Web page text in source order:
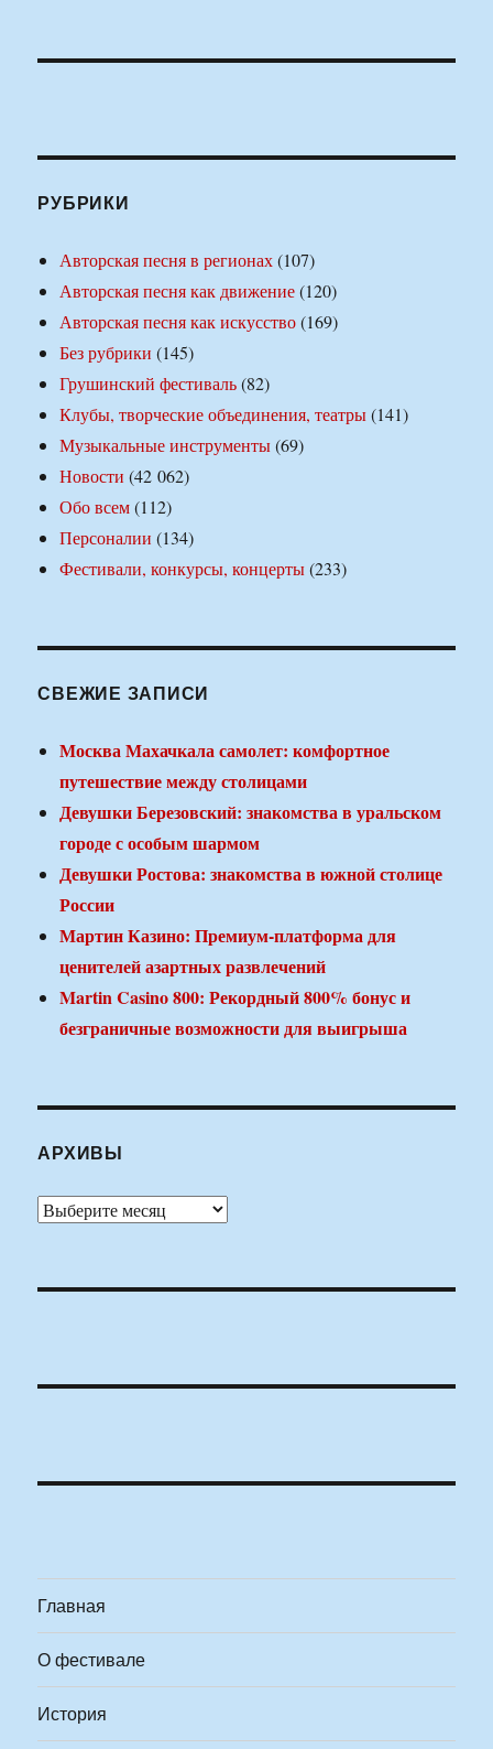
РУБРИКИ
Авторская песня в регионах(107)
Авторская песня как движение(120)
Авторская песня как искусство(169)
Без рубрики (145)
Грушинский фестиваль(82)
Клубы, творческие объединения, театры(141)
Музыкальные инструменты(69)
Новости (42 062)
Обо всем(112)
Персоналии (134)
Фестивали, конкурсы, концерты(233)
СВЕЖИЕ ЗАПИСИ
Москва Махачкала самолет: комфортное
путешествие между столицами
Девушки Березовский: знакомства в уральском
городе с особым шармом
Девушки Ростова: знакомства в южной столице
России
Мартин Казино: Премиум-платформа для
ценителей азартных развлечений
Martin Casino 800: Рекордный 800% бонус и
безграничные возможности для выигрыша
АРХИВЫ
Архивы
Главная
О фестивале
История